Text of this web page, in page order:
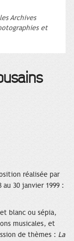
Archives
et
réalisée par
au 30 janvier 1999 :
blanc ou sépia,
musicales, et
de thèmes : La